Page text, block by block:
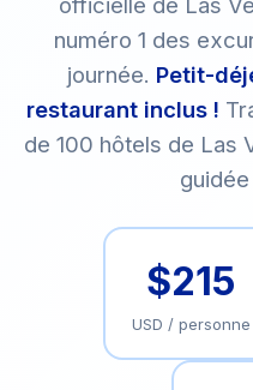
numéro 1 des
journée. Petit-
restaurant inclus !
de 100 hôtels de Las
$215
USD / personne